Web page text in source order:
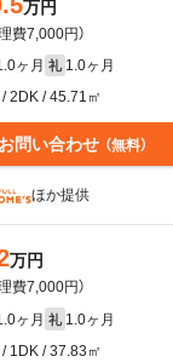
万円
理費7,000円）
ヶ月 礼 1.0ヶ月
2DK / 45.71㎡
お問い合わせ （無料）
ほか提供
万円
理費7,000円）
ヶ月 礼 1.0ヶ月
1DK / 37.83㎡